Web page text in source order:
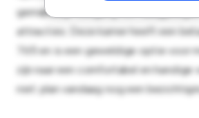
gemakkelijk toegang tot
attracties. Deze kamer heeft een
765 en is een geweldige optie voor
zijn naar een comfortabel en handige
niet: plan vandaag nog een